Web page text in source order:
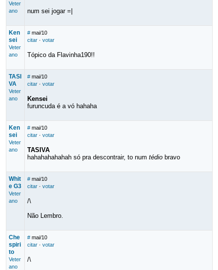
Veter
ano
num sei jogar =|
Ken
sei
Veter
ano
# mai/10
citar· votar
Tópico da Flavinha190!!
TASI
VA
Veter
ano
# mai/10
citar· votar
Kensei
furuncuda é a vó hahaha
Ken
sei
Veter
ano
# mai/10
citar· votar
TASIVA
hahahahahahah só pra descontrair, to num tédiobravo
Whit
e G3
Veter
ano
# mai/10
citar· votar
/\
Não Lembro.
Che
spiri
to
Veter
ano
# mai/10
citar· votar
/\